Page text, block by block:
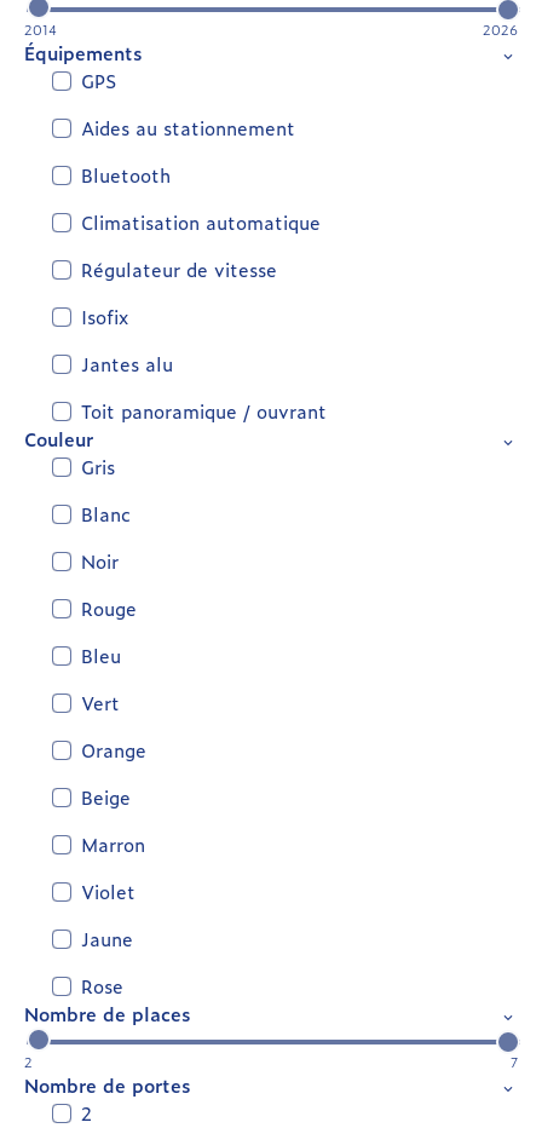
2014 2026
Équipements
GPS
Aides au stationnement
Bluetooth
Climatisation automatique
Régulateur de vitesse
Isofix
Jantes alu
Toit panoramique / ouvrant
Couleur
Gris
Blanc
Noir
Rouge
Bleu
Vert
Orange
Beige
Marron
Violet
Jaune
Rose
Nombre de places
2 7
Nombre de portes
2